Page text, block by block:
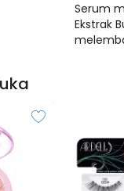
Serum
Ekstrak